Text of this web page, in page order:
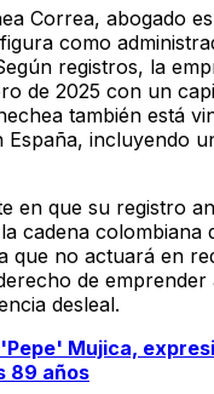
Correa, abogado
como
registros, la
de 2025 con un
también está
España, incluyendo
en que su registro
cadena colombiana
que no actuará en
de emprender
desleal.
Mujica,
89 años